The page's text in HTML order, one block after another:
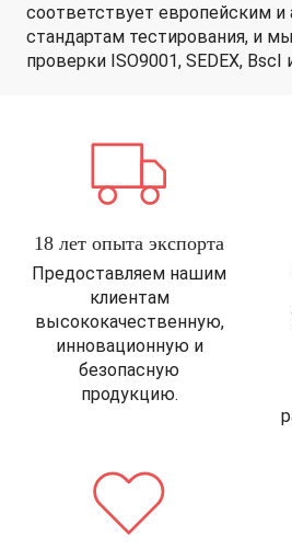
соответствует европейским
стандартам тестирования, и
проверки ISO9001, SEDEX, BscI
18 лет опыта экспорта
Предоставляем нашим
клиентам
высококачественную,
инновационную и
безопасную
продукцию.